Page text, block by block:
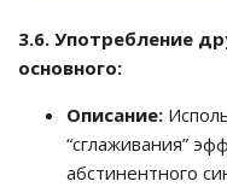
3.6. Употребление
основного:
Описание:
“сглаживания”
абстинентного